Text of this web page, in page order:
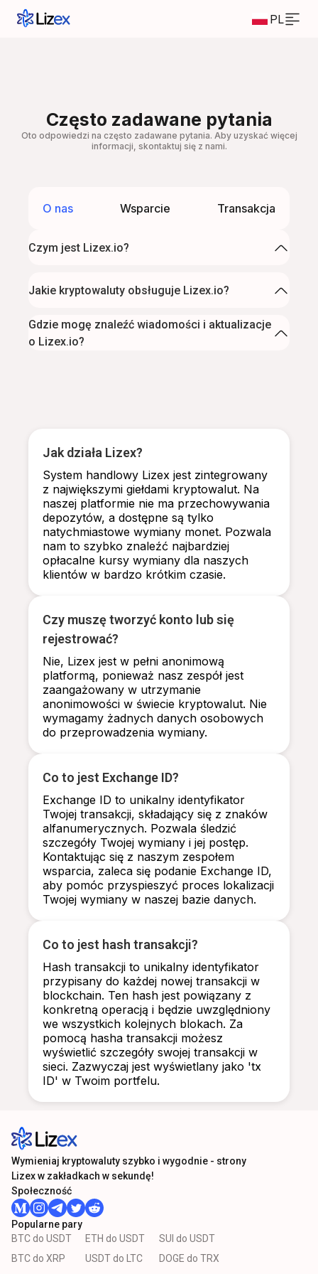
PL
Często zadawane pytania
Oto odpowiedzi na często zadawane pytania. Aby uzyskać więcej
informacji, skontaktuj się z nami.
O nas Wsparcie Transakcja
Czym jest Lizex.io?
Jakie kryptowaluty obsługuje Lizex.io?
Gdzie mogę znaleźć wiadomości i aktualizacje
o Lizex.io?
Jak działa Lizex?
System handlowy Lizex jest zintegrowany
z największymi giełdami kryptowalut. Na
naszej platformie nie ma przechowywania
depozytów, a dostępne są tylko
natychmiastowe wymiany monet. Pozwala
nam to szybko znaleźć najbardziej
opłacalne kursy wymiany dla naszych
klientów w bardzo krótkim czasie.
Czy muszę tworzyć konto lub się
rejestrować?
Nie, Lizex jest w pełni anonimową
platformą, ponieważ nasz zespół jest
zaangażowany w utrzymanie
anonimowości w świecie kryptowalut. Nie
wymagamy żadnych danych osobowych
do przeprowadzenia wymiany.
Co to jest Exchange ID?
Exchange ID to unikalny identyfikator
Twojej transakcji, składający się z znaków
alfanumerycznych. Pozwala śledzić
szczegóły Twojej wymiany i jej postęp.
Kontaktując się z naszym zespołem
wsparcia, zaleca się podanie Exchange ID,
aby pomóc przyspieszyć proces lokalizacji
Twojej wymiany w naszej bazie danych.
Co to jest hash transakcji?
Hash transakcji to unikalny identyfikator
przypisany do każdej nowej transakcji w
blockchain. Ten hash jest powiązany z
konkretną operacją i będzie uwzględniony
we wszystkich kolejnych blokach. Za
pomocą hasha transakcji możesz
wyświetlić szczegóły swojej transakcji w
sieci. Zazwyczaj jest wyświetlany jako 'tx
ID' w Twoim portfelu.
Wymieniaj kryptowaluty szybko i wygodnie - strony
Lizex w zakładkach w sekundę!
Społeczność
Popularne pary
BTC do USDT
ETH do USDT
SUI do USDT
BTC do XRP
USDT do LTC
DOGE do TRX